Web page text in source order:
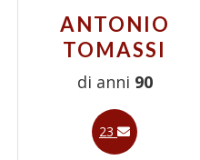
ANTONIO
TOMASSI
di anni 90
23